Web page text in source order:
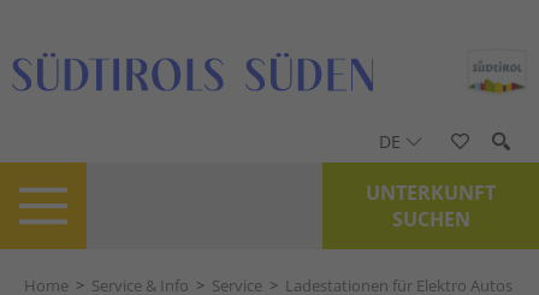
DE
UNTERKUNFT
SUCHEN
Home > Service & Info > Service > Ladestationen für Elektro Autos